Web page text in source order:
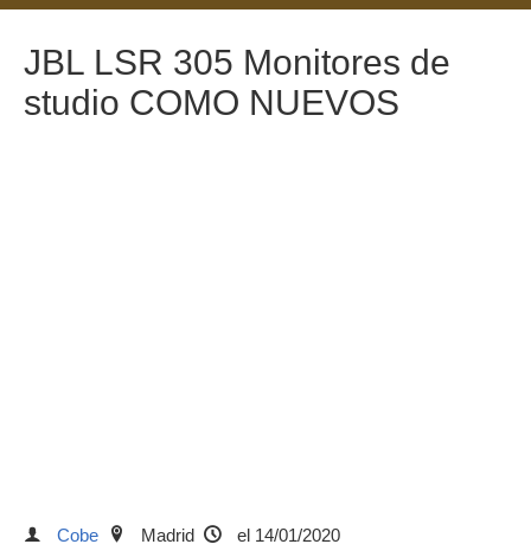
JBL LSR 305 Monitores de
studio COMO NUEVOS
Cobe Madrid el 14/01/2020